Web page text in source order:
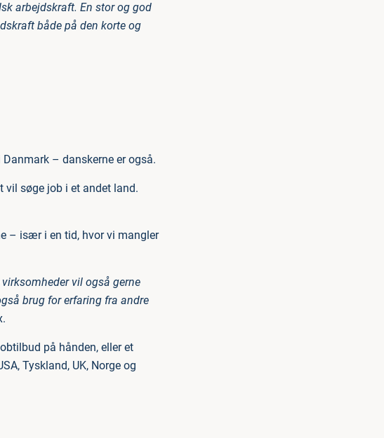
arbejdskraft. En stor og god
både på den korte og
– danskerne er også.
vil søge job i et andet land.
– især i en tid, hvor vi mangler
vil også gerne
brug for erfaring fra andre
på hånden, eller et
Tyskland, UK, Norge og